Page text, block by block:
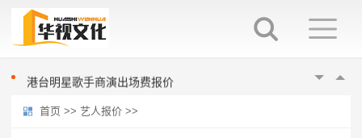
港台明星歌手商演出场费报价
首页 >> 艺人报价 >>